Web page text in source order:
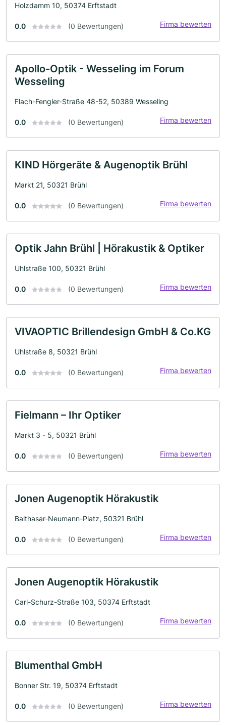
Holzdamm 10, 50374 Erftstadt
0.0 (0 Bewertungen) Firma bewerten
Apollo-Optik - Wesseling im Forum
Wesseling
Flach-Fengler-Straße 48-52, 50389 Wesseling
0.0 (0 Bewertungen) Firma bewerten
KIND Hörgeräte & Augenoptik Brühl
Markt 21, 50321 Brühl
0.0 (0 Bewertungen) Firma bewerten
Optik Jahn Brühl | Hörakustik & Optiker
Uhlstraße 100, 50321 Brühl
0.0 (0 Bewertungen) Firma bewerten
VIVAOPTIC Brillendesign GmbH & Co.KG
Uhlstraße 8, 50321 Brühl
0.0 (0 Bewertungen) Firma bewerten
Fielmann – Ihr Optiker
Markt 3 - 5, 50321 Brühl
0.0 (0 Bewertungen) Firma bewerten
Jonen Augenoptik Hörakustik
Balthasar-Neumann-Platz, 50321 Brühl
0.0 (0 Bewertungen) Firma bewerten
Jonen Augenoptik Hörakustik
Carl-Schurz-Straße 103, 50374 Erftstadt
0.0 (0 Bewertungen) Firma bewerten
Blumenthal GmbH
Bonner Str. 19, 50374 Erftstadt
0.0 (0 Bewertungen) Firma bewerten